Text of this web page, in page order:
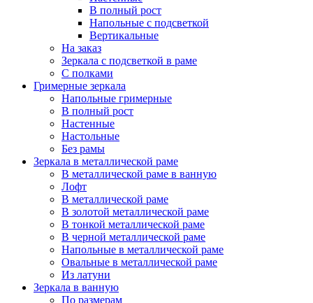
В полный рост
Напольные с подсветкой
Вертикальные
На заказ
Зеркала с подсветкой в раме
С полками
Гримерные зеркала
Напольные гримерные
В полный рост
Настенные
Настольные
Без рамы
Зеркала в металлической раме
В металлической раме в ванную
Лофт
В металлической раме
В золотой металлической раме
В тонкой металлической раме
В черной металлической раме
Напольные в металлической раме
Овальные в металлической раме
Из латуни
Зеркала в ванную
По размерам